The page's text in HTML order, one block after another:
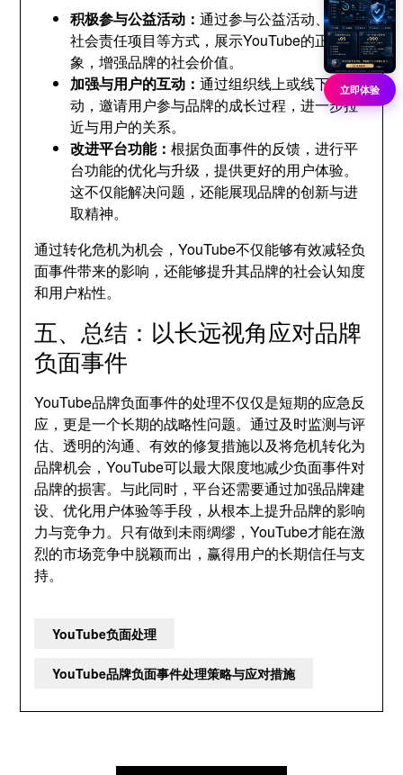
积极参与公益活动：通过参与公益活动、支持
社会责任项目等方式，展示YouTube的正面形
象，增强品牌的社会价值。
加强与用户的互动：通过组织线上或线下活
动，邀请用户参与品牌的成长过程，进一步拉
近与用户的关系。
改进平台功能：根据负面事件的反馈，进行平
台功能的优化与升级，提供更好的用户体验。
这不仅能解决问题，还能展现品牌的创新与进
取精神。
通过转化危机为机会，YouTube不仅能够有效减轻负
面事件带来的影响，还能够提升其品牌的社会认知度
和用户粘性。
五、总结：以长远视角应对品牌
负面事件
YouTube品牌负面事件的处理不仅仅是短期的应急反
应，更是一个长期的战略性问题。通过及时监测与评
估、透明的沟通、有效的修复措施以及将危机转化为
品牌机会，YouTube可以最大限度地减少负面事件对
品牌的损害。与此同时，平台还需要通过加强品牌建
设、优化用户体验等手段，从根本上提升品牌的影响
力与竞争力。只有做到未雨绸缪，YouTube才能在激
烈的市场竞争中脱颖而出，赢得用户的长期信任与支
持。
YouTube负面处理
YouTube品牌负面事件处理策略与应对措施
立即体验